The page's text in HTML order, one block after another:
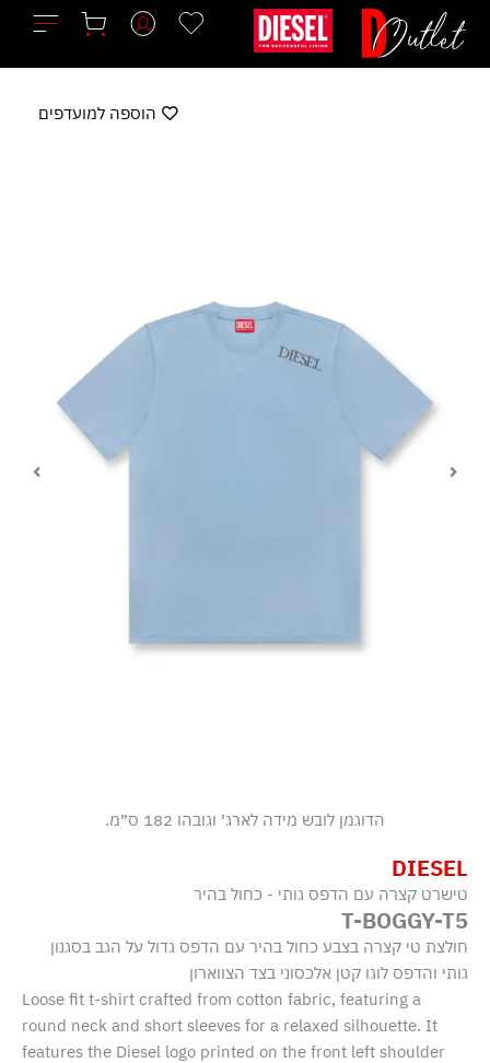
לתוכן
DIESEL
טישרט קצרה עם הדפס גותי - כחול בהיר
T-BOGGY-T5
חולצת טי קצרה בצבע כחול בהיר עם הדפס גדול על הגב בסגנון
גותי והדפס לוגו קטן אלכסוני בצד הצווארון
Loose fit t-shirt crafted from cotton fabric, featuring a
round neck and short sleeves for a relaxed silhouette. It
features the Diesel logo printed on the front left shoulder
הוספה למועדפים
הדוגמן לובש מידה לארג׳ וגובהו 182 ס״מ.